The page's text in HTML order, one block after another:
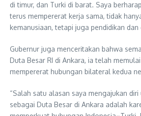
di timur, dan Turki di barat. Saya
terus mempererat kerja sama, tidak
kemanusiaan, tetapi juga pendidikan dan
Gubernur juga menceritakan bahwa
Duta Besar RI di Ankara, ia telah
mempererat hubungan bilateral kedua
“Salah satu alasan saya mengajukan
sebagai Duta Besar di Ankara adalah